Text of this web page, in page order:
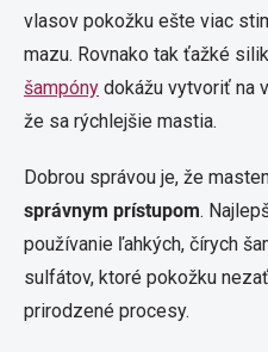
vlasov pokožku ešte viac
mazu. Rovnako tak ťažké
šampóny dokážu vytvoriť na
že sa rýchlejšie mastia.
Dobrou správou je, že
správnym prístupom.
používanie ľahkých, čírych
sulfátov, ktoré pokožku
prirodzené procesy.